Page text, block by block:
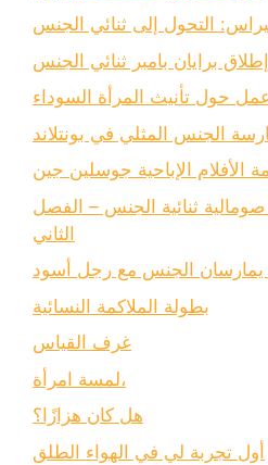
التحول إلى ثنائي الجنس
برايان بامبر ثنائي الجنس
حول تأنيث المرأة السوداء
الجنس المثلي في بونتلاند
الأفلام الإباحية جوسلين جين
ثنائية الجنس – الفصل
الثاني
يمارسان الجنس مع رجل أسود
بطولة الملاكمة النسائية
غرف القياس
لمسة امرأة،
هل كان هزازًا؟
أول تجربة لي في الهواء الطلق